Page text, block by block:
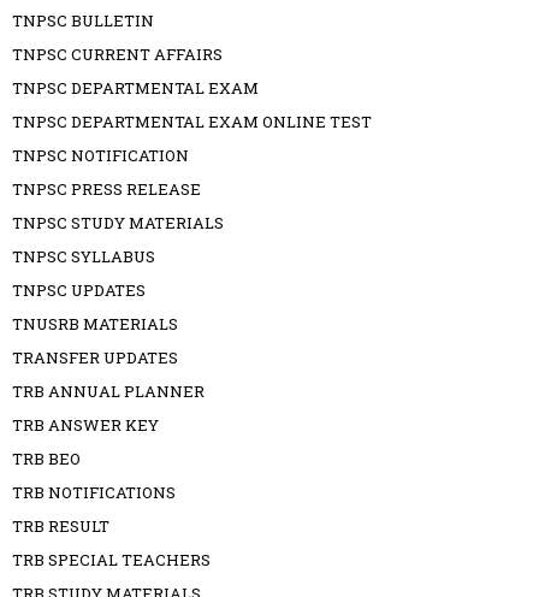
TNPSC BULLETIN
TNPSC CURRENT AFFAIRS
TNPSC DEPARTMENTAL EXAM
TNPSC DEPARTMENTAL EXAM ONLINE TEST
TNPSC NOTIFICATION
TNPSC PRESS RELEASE
TNPSC STUDY MATERIALS
TNPSC SYLLABUS
TNPSC UPDATES
TNUSRB MATERIALS
TRANSFER UPDATES
TRB ANNUAL PLANNER
TRB ANSWER KEY
TRB BEO
TRB NOTIFICATIONS
TRB RESULT
TRB SPECIAL TEACHERS